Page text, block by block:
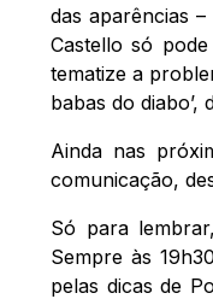
das aparências
Castello só
tematize a
babas do diabo’,
Ainda nas
comunicação,
Só para
Sempre às
pelas dicas de